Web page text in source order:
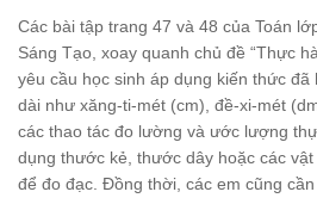
Các bài tập trang 47 và 48 của Toán
Sáng Tạo, xoay quanh chủ đề “Thực
yêu cầu học sinh áp dụng kiến thức
dài như xăng-ti-mét (cm), đề-xi-mét
các thao tác đo lường và ước lượng
dụng thước kẻ, thước dây hoặc các
để đo đạc. Đồng thời, các em cũng